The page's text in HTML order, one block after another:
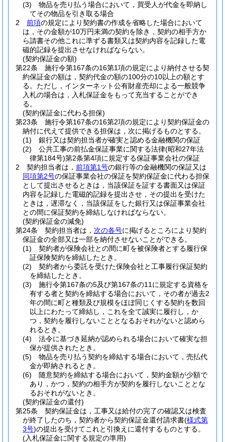
(3)
物品を売り払う場合において，買受人が代金を即納し
てその物品を引き取る場合
2
前項の規定により契約書の作成を省略した場合において
は，その金額が10万円未満の契約を除き，契約の相手方か
ら請書その他これに準ずる書類又は契約内容を記録した電
磁的記録を提出させなければならない。
(契約保証金の額)
第22条
施行令第167条の16第1項の規定により納付させる契
約保証金の額は，契約代金の額の100分の10以上の額とす
る。 ただし，インターネット公有財産売却による一般競争
入札の場合は，入札保証金をもって充当することができ
る。
(契約保証金に代わる担保)
第23条
施行令第167条の16第2項の規定により契約保証金の
納付に代えて提供できる担保は，次に掲げるものとする。
(1)
銀行又は契約担当者が確実と認める金融機関の保証
(2)
公共工事の前払金保証事業に関する法律(昭和27年法
律第184号)第2条第4項に規定する保証事業会社の保証
2
契約担当者は， 前項第1号の銀行等の金融機関の保証又は
同項第2号の保証事業会社の保証を契約保証金に代わる担保
として提出させるときは，当該保証を証する書面又は保証
内容を記録した電磁的記録を提出させ，その提出を受けた
ときは，遅滞なく，当該保証をした銀行又は保証事業会社
との間に保証契約を締結しなければならない。
(契約保証金の減免)
第24条
契約担当者は， 次の各号に掲げるところにより契約
保証金の全部又は一部を納付させないことができる。
(1)
契約者が保険会社との間に町を被保険者とする履行保
証保険契約を締結したとき。
(2)
契約者から委託を受けた保険会社と工事履行保証契約
を締結したとき。
(3)
施行令第167条の5及び第167条の11に規定する資格を
有する者と契約を締結する場合において，その者が過去2
年の間に町と種類及び規模をほぼ同じくする契約を数回
以上にわたって締結し，これを全て誠実に履行し，か
つ，契約を履行しないこととなるおそれがないと認めら
れるとき。
(4)
法令に基づき延納が認められる場合において確実な担
保が提供されたとき。
(5)
物品を売り払う契約を締結する場合において，売払代
金が即納されるとき。
(6)
随意契約を締結する場合において，契約金額が少額で
あり，かつ，契約の相手方が契約を履行しないこととな
るおそれがないとき。
(契約保証金の還付)
第25条
契約保証金は，工事又は給付の完了の確認又は検査
が終了したのち，契約者から契約保証金還付請求書(様式第
3号)の提出を受けてこれと引換えに還付するものとする。
(入札保証金に関する規定の準用)